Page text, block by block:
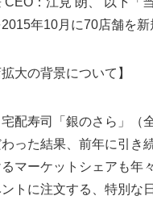
年10月に70店舗を
大の背景について】
配寿司「銀のさら」（
った結果、前年に引き
マーケットシェアも年
トに注文する、特別な